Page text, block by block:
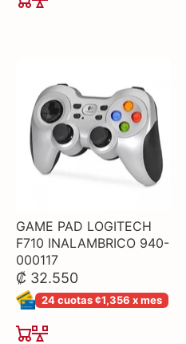
GAME PAD LOGITECH
F710 INALAMBRICO 940-
000117
₡ 32.550
24 cuotas ¢1,356 x mes